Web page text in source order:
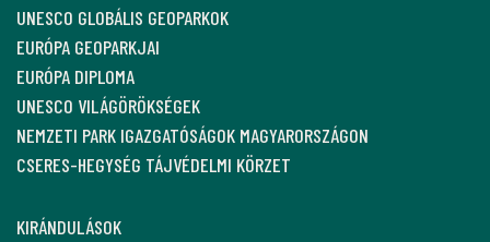
UNESCO GLOBÁLIS GEOPARKOK
EURÓPA GEOPARKJAI
EURÓPA DIPLOMA
UNESCO VILÁGÖRÖKSÉGEK
NEMZETI PARK IGAZGATÓSÁGOK MAGYARORSZÁGON
CSERES-HEGYSÉG TÁJVÉDELMI KÖRZET
KIRÁNDULÁSOK